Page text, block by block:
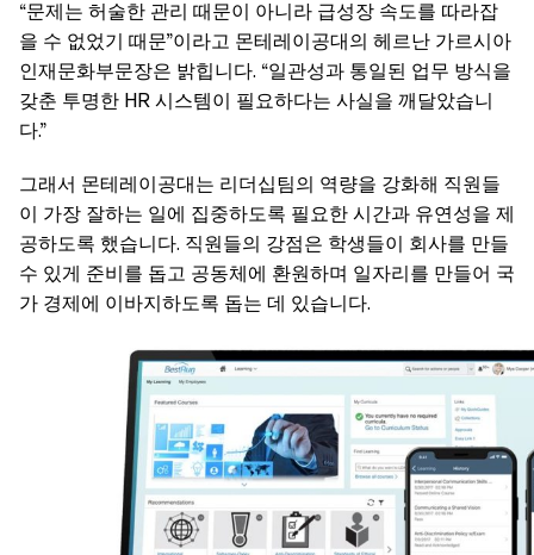
“문제는 허술한 관리 때문이 아니라 급성장 속도를 따라잡
을 수 없었기 때문”이라고 몬테레이공대의 헤르난 가르시아
인재문화부문장은 밝힙니다. “일관성과 통일된 업무 방식을
갖춘 투명한 HR 시스템이 필요하다는 사실을 깨달았습니
다.”
그래서 몬테레이공대는 리더십팀의 역량을 강화해 직원들
이 가장 잘하는 일에 집중하도록 필요한 시간과 유연성을 제
공하도록 했습니다. 직원들의 강점은 학생들이 회사를 만들
수 있게 준비를 돕고 공동체에 환원하며 일자리를 만들어 국
가 경제에 이바지하도록 돕는 데 있습니다.